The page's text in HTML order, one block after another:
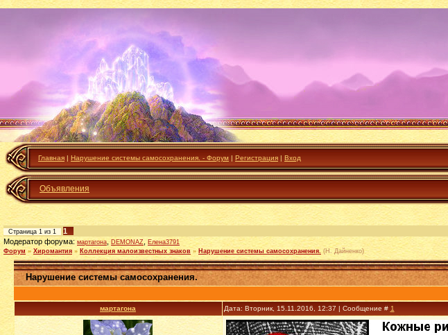
Главная | Нарушение системы самосохранения. - Форум | Регистрация | Вход
Объявления
Страница 1 из 1
1
Модератор форума:мартагона DEMONAZ
Елена3791
Форум » Хиромантия » Коллекция малоизвестных знаков » Нарушение системы самосохранения. (Н. Дайненко)
Нарушение системы самосохранения.
мартагона Дата: Вторник, 15.11.2016, 12:37 | Сообщение # 1